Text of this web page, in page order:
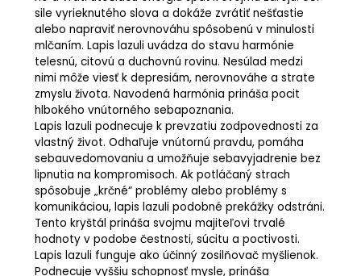
sile vyrieknutého slova a dokáže zvrátiť nešťastie
alebo napraviť nerovnováhu spôsobenú v minulosti
mlčaním. Lapis lazuli uvádza do stavu harmónie
telesnú, citovú a duchovnú rovinu. Nesúlad medzi
nimi môže viesť k depresiám, nerovnováhe a strate
zmyslu života. Navodená harmónia prináša pocit
hlbokého vnútorného sebapoznania.
Lapis lazuli podnecuje k prevzatiu zodpovednosti za
vlastný život. Odhaľuje vnútornú pravdu, pomáha
sebauvedomovaniu a umožňuje sebavyjadrenie bez
lipnutia na kompromisoch. Ak potláčaný strach
spôsobuje „krčné“ problémy alebo problémy s
komunikáciou, lapis lazuli podobné prekážky odstráni.
Tento kryštál prináša svojmu majiteľovi trvalé
hodnoty v podobe čestnosti, súcitu a poctivosti.
Lapis lazuli funguje ako účinný zosilňovač myšlienok.
Podnecuje vyššiu schopnosť mysle, prináša